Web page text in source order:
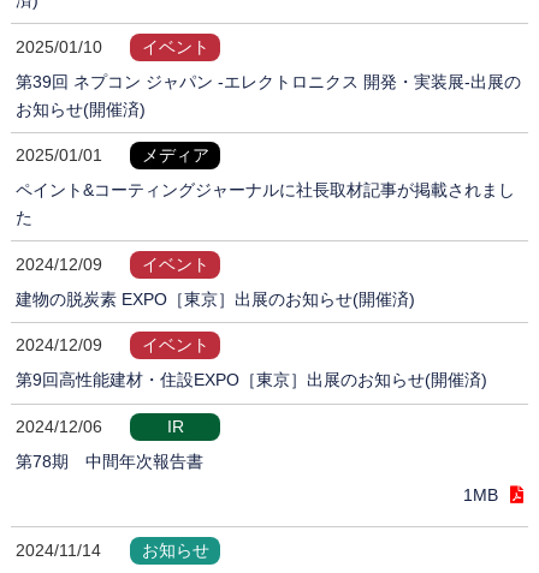
2025/01/10
イベント
第39回 ネプコン ジャパン -エレクトロニクス 開発・実装展-出展の
お知らせ(開催済)
2025/01/01
メディア
ペイント&コーティングジャーナルに社長取材記事が掲載されまし
た
2024/12/09
イベント
建物の脱炭素 EXPO［東京］出展のお知らせ(開催済)
2024/12/09
イベント
第9回高性能建材・住設EXPO［東京］出展のお知らせ(開催済)
2024/12/06
IR
第78期 中間年次報告書
1MB
2024/11/14
お知らせ